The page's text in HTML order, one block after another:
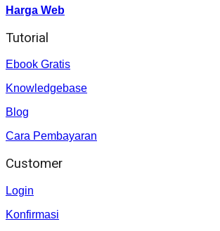
Harga Web
Tutorial
Ebook Gratis
Knowledgebase
Blog
Cara Pembayaran
Customer
Login
Konfirmasi